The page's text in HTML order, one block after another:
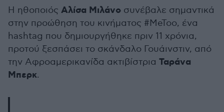
Η ηθοποιός Αλίσα Μιλάνο συνέβαλε σημαντικά
στην προώθηση του κινήματος #MeToo, ένα
hashtag που δημιουργήθηκε πριν 11 χρόνια,
προτού ξεσπάσει το σκάνδαλο Γουάινστιν, από
την Αφροαμερικανίδα ακτιβίστρια Ταράνα
Μπερκ.